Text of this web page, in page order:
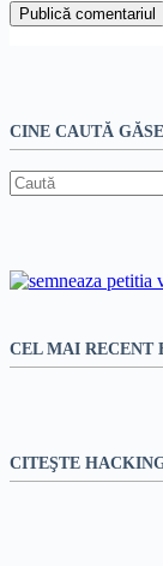
Publică comentariul
CINE CAUTĂ
CEL MAI RECENT
CITEŞTE